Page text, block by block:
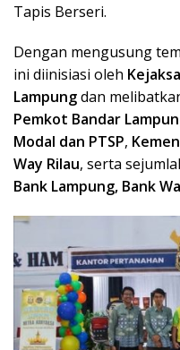
Tapis Berseri.
Dengan mengusung
ini diinisiasi oleh
Lampungdan
Pemkot Bandar
Modal dan PTSP,
Way Rilau, serta
Bank Lampung, Bank